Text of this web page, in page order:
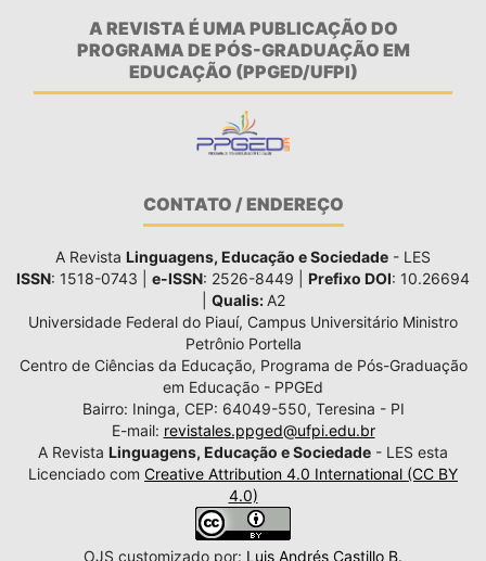
A REVISTA É UMA PUBLICAÇÃO DO
PROGRAMA DE PÓS-GRADUAÇÃO EM
EDUCAÇÃO (PPGED/UFPI)
CONTATO / ENDEREÇO
A Revista Linguagens, Educação e Sociedade - LES
ISSN: 1518-0743 | e-ISSN: 2526-8449 | Prefixo DOI: 10.26694
Qualis:A2
Universidade Federal do Piauí, Campus Universitário Ministro
Petrônio Portella
Centro de Ciências da Educação, Programa de Pós-Graduação
em Educação - PPGEd
Bairro: Ininga, CEP: 64049-550, Teresina - PI
E-mail: revistales.ppged@ufpi.edu.br
A Revista Linguagens, Educação e Sociedade - LES esta
Licenciado com Creative Attribution 4.0 International (CC BY
4.0)
OJS customizado por: Luis Andrés Castillo B.